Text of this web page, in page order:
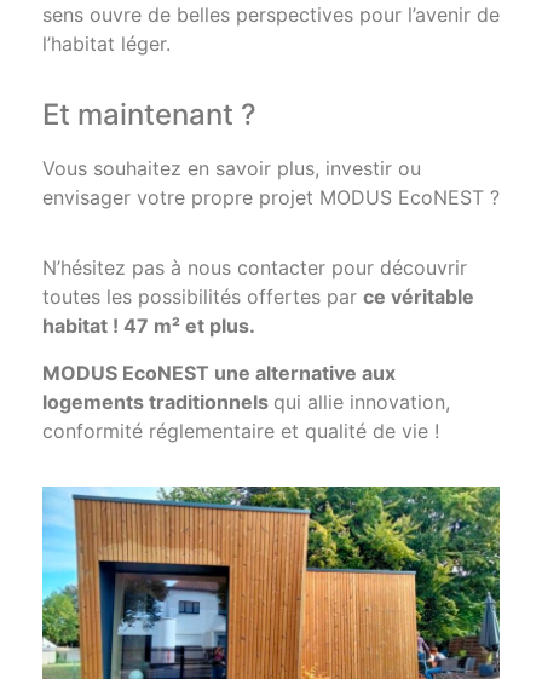
sens ouvre de belles perspectives pour l’avenir de
l’habitat léger.
Et maintenant ?
Vous souhaitez en savoir plus, investir ou
envisager votre propre projet MODUS EcoNEST ?
N’hésitez pas à nous contacter pour découvrir
toutes les possibilités offertes par ce véritable
habitat ! 47 m² et plus.
MODUS EcoNEST une alternative aux
logements traditionnels qui allie innovation,
conformité réglementaire et qualité de vie !